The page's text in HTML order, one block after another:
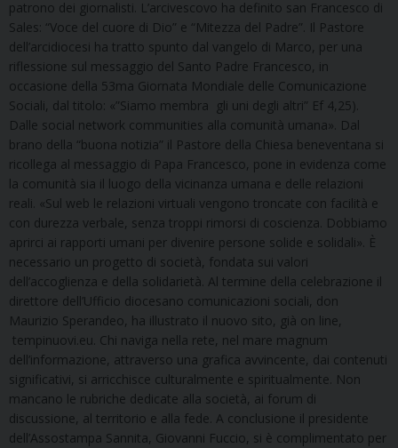
patrono dei giornalisti. L’arcivescovo ha definito san Francesco di
Sales: “Voce del cuore di Dio” e “Mitezza del Padre”. Il Pastore
dell’arcidiocesi ha tratto spunto dal vangelo di Marco, per una
riflessione sul messaggio del Santo Padre Francesco, in
occasione della 53ma Giornata Mondiale delle Comunicazione
Sociali, dal titolo: «”Siamo membra gli uni degli altri” Ef 4,25).
Dalle social network communities alla comunità umana». Dal
brano della “buona notizia” il Pastore della Chiesa beneventana si
ricollega al messaggio di Papa Francesco, pone in evidenza come
la comunità sia il luogo della vicinanza umana e delle relazioni
reali. «Sul web le relazioni virtuali vengono troncate con facilità e
con durezza verbale, senza troppi rimorsi di coscienza. Dobbiamo
aprirci ai rapporti umani per divenire persone solide e solidali». È
necessario un progetto di società, fondata sui valori
dell’accoglienza e della solidarietà. Al termine della celebrazione il
direttore dell’Ufficio diocesano comunicazioni sociali, don
Maurizio Sperandeo, ha illustrato il nuovo sito, già on line,
tempinuovi.eu. Chi naviga nella rete, nel mare magnum
dell’informazione, attraverso una grafica avvincente, dai contenuti
significativi, si arricchisce culturalmente e spiritualmente. Non
mancano le rubriche dedicate alla società, ai forum di
discussione, al territorio e alla fede. A conclusione il presidente
dell’Assostampa Sannita, Giovanni Fuccio, si è complimentato per